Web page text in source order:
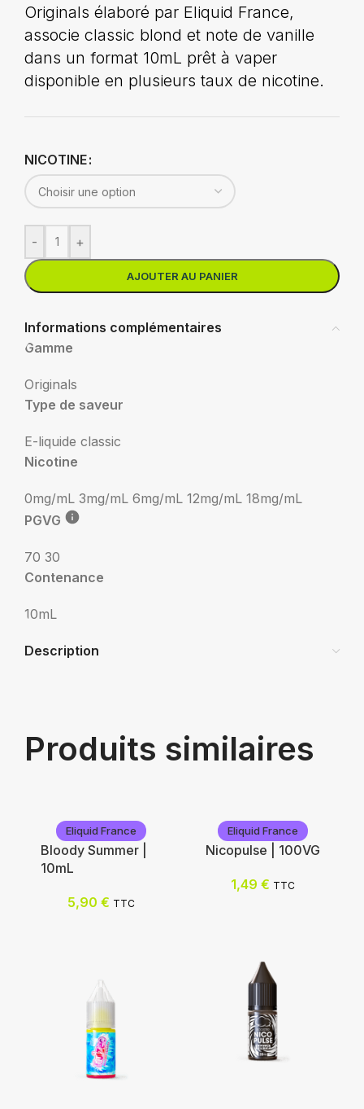
Originals élaboré par Eliquid France,
associe classic blond et note de vanille
dans un format 10mL prêt à vaper
disponible en plusieurs taux de nicotine.
NICOTINE
- +
AJOUTER AU PANIER
Informations complémentaires
Gamme
Originals
Type de saveur
E-liquide classic
Nicotine
0mg/mL 3mg/mL 6mg/mL 12mg/mL 18mg/mL
PGVG
70 30
Contenance
10mL
Description
Produits similaires
Eliquid France
Bloody Summer |
10mL
5,90 € TTC
Eliquid France
Nicopulse | 100VG
1,49 € TTC